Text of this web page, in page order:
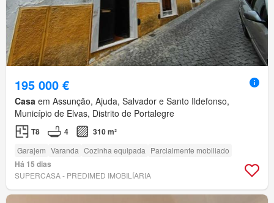
195 000 €
Casa em Assunção, Ajuda, Salvador e Santo Ildefonso,
Município de Elvas, Distrito de Portalegre
T8 4 310 m²
Garajem Varanda Cozinha equipada Parcialmente mobiliado
Há 15 dias
SUPERCASA - PREDIMED IMOBILÍARIA